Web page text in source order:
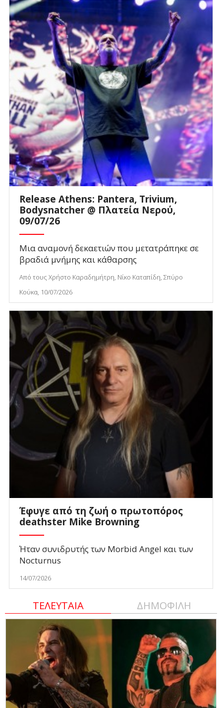
Release Athens: Pantera, Trivium,
Bodysnatcher @ Πλατεία Νερού,
09/07/26
Μια αναμονή δεκαετιών που μετατράπηκε σε
βραδιά μνήμης και κάθαρσης
Από τους Χρήστο Καραδημήτρη, Νίκο Καταπίδη, Σπύρο
Κούκα, 10/07/2026
Έφυγε από τη ζωή ο πρωτοπόρος
deathster Mike Browning
Ήταν συνιδρυτής των Morbid Angel και των
Nocturnus
14/07/2026
ΤΕΛΕΥΤΑΙΑ ΔΗΜΟΦΙΛΗ